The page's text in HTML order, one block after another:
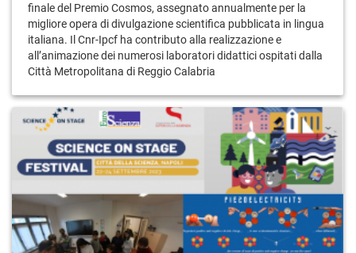
finale del Premio Cosmos, assegnato annualmente per la
migliore opera di divulgazione scientifica pubblicata in lingua
italiana. Il Cnr-Ipcf ha contributo alla realizzazione e
all’animazione dei numerosi laboratori didattici ospitati dalla
Città Metropolitana di Reggio Calabria